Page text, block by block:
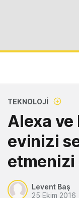
TEKNOLOJI
Alexa
evinizi
etmenizi
Levent Baş
25 Ekim 2016